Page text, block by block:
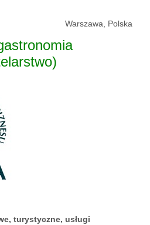
Warszawa, Polska
turystyczne, usługi